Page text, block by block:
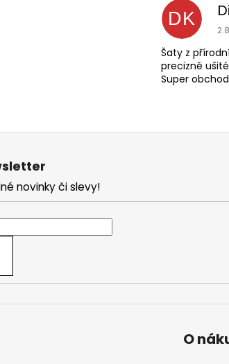
DK
Šaty z
precizně
Super
novinky či slevy!
O